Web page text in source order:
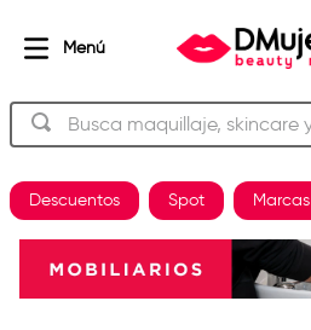
Busca maquillaje, skincare y más…
Descuentos Spot Marcas
TÉRMINOS MÁS BUSCADOS
1. beauty of joseon
og